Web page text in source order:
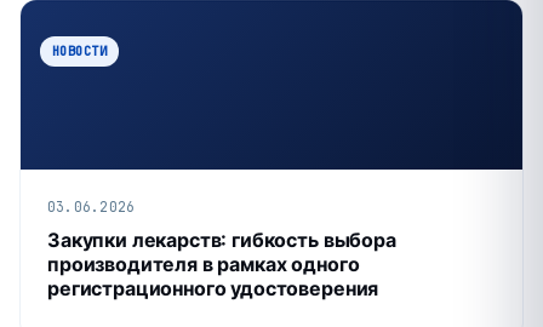
НОВОСТИ
03.06.2026
Закупки лекарств: гибкость выбора
производителя в рамках одного
регистрационного удостоверения